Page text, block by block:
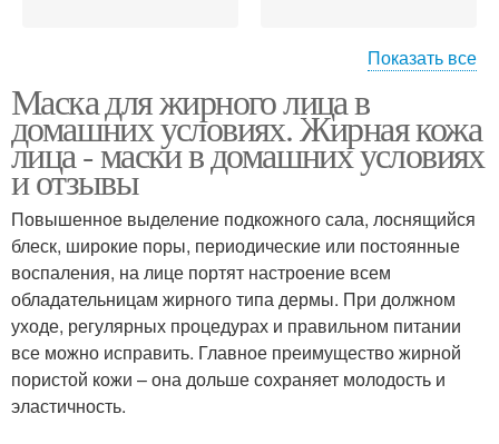
Кожи с медом
пилинг
Маски против жирной
кожи
Показать все
Маска для жирного лица в
домашних условиях. Жирная кожа
лица - маски в домашних условиях
и отзывы
Повышенное выделение подкожного сала, лоснящийся
блеск, широкие поры, периодические или постоянные
воспаления, на лице портят настроение всем
обладательницам жирного типа дермы. При должном
уходе, регулярных процедурах и правильном питании
все можно исправить. Главное преимущество жирной
пористой кожи – она дольше сохраняет молодость и
эластичность.